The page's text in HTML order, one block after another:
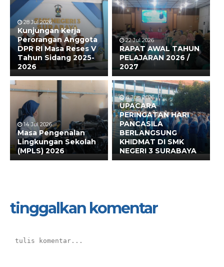
28 Jul 2026
Kunjungan Kerja
Perorangan Anggota
DPR RI Masa Reses V
Tahun Sidang 2025-
2026
22 Jul 2026
RAPAT AWAL TAHUN
PELAJARAN 2026 /
2027
14 Jul 2026
Masa Pengenalan
Lingkungan Sekolah
(MPLS) 2026
4 Jun 2026
UPACARA
PERINGATAN HARI
PANCASILA
BERLANGSUNG
KHIDMAT DI SMK
NEGERI 3 SURABAYA
tinggalkan komentar